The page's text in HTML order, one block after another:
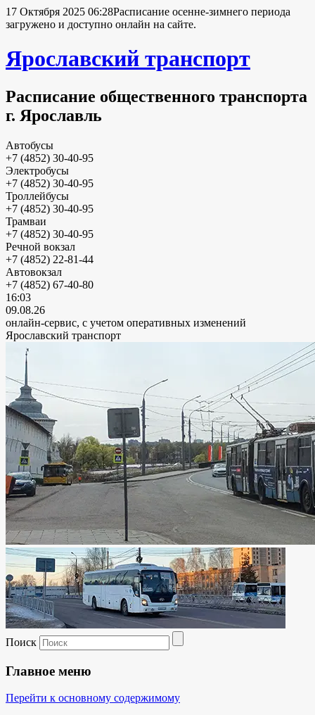
17 Октября 2025 06:28Расписание осенне-зимнего периода
загружено и доступно онлайн на сайте.
Ярославский транспорт
Расписание общественного транспорта
г. Ярославль
Автобусы
+7 (4852) 30-40-95
Электробусы
+7 (4852) 30-40-95
Троллейбусы
+7 (4852) 30-40-95
Трамваи
+7 (4852) 30-40-95
Речной вокзал
+7 (4852) 22-81-44
Автовокзал
+7 (4852) 67-40-80
16:03
09.08.26
онлайн-сервис, с учетом оперативных изменений
Ярославский транспорт
Поиск
Главное меню
Перейти к основному содержимому